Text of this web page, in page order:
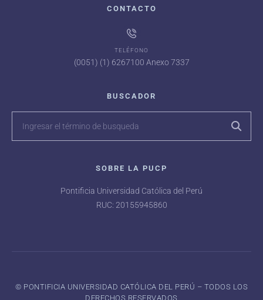
CONTACTO
TELÉFONO
(0051) (1) 6267100 Anexo 7337
BUSCADOR
SOBRE LA PUCP
Pontificia Universidad Católica del Perú
RUC: 20155945860
©️ PONTIFICIA UNIVERSIDAD CATÓLICA DEL PERÚ – TODOS LOS
DERECHOS RESERVADOS